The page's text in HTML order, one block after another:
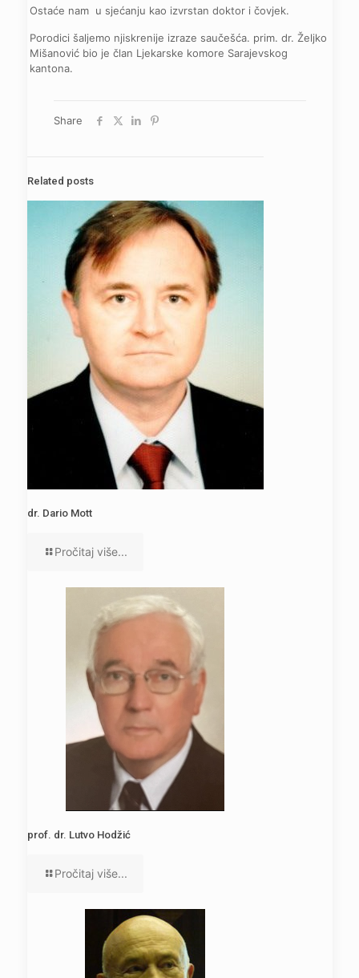
Ostaće nam u sjećanju kao izvrstan doktor i čovjek.
Porodici šaljemo njiskrenije izraze saučešća. prim. dr. Željko
Mišanović bio je član Ljekarske komore Sarajevskog
kantona.
Share
Related posts
dr. Dario Mott
Pročitaj više...
prof. dr. Lutvo Hodžić
Pročitaj više...